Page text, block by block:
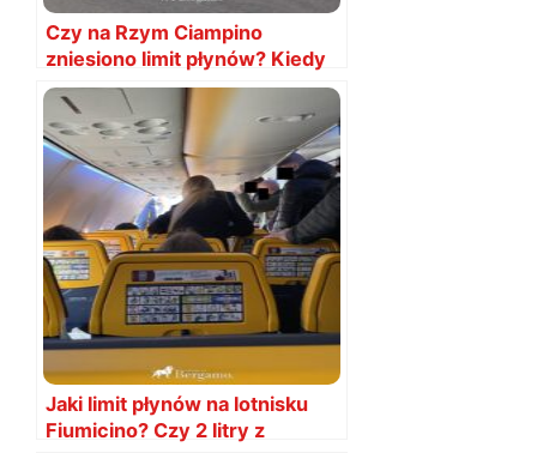
Czy na Rzym Ciampino
zniesiono limit płynów? Kiedy
będzie? Jaki jest?
Jaki limit płynów na lotnisku
Fiumicino? Czy 2 litry z